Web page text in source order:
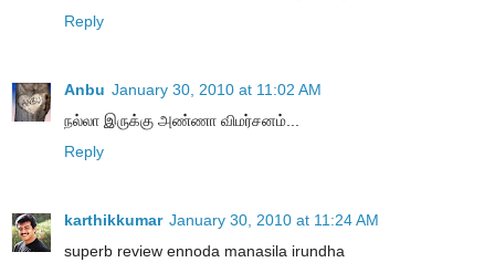
Reply
Anbu January 30, 2010 at 11:02 AM
நல்லா இருக்கு அண்ணா விமர்சனம்...
Reply
karthikkumar January 30, 2010 at 11:24 AM
superb review ennoda manasila irundha